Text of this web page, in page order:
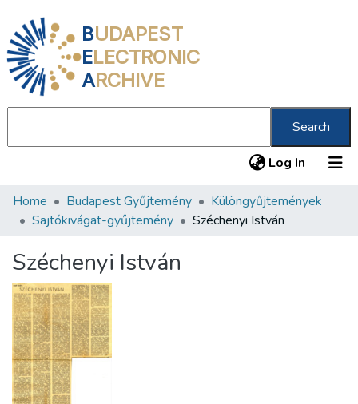
BUDAPEST
ELECTRONIC
ARCHIVE
Search
Log In (current)
Communities & Collections
Statistics
About us
Home Budapest Gyűjtemény
Különgyűjtemények
Sajtókivágat-gyűjtemény
Széchenyi István
Széchenyi István